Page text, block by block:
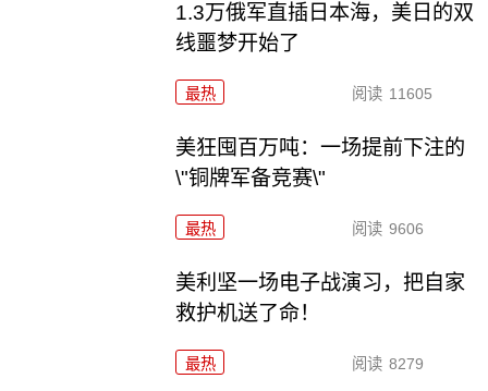
1.3万俄军直插日本海，美日的双
线噩梦开始了
最热 阅读 11605
美狂囤百万吨：一场提前下注的
\"铜牌军备竞赛\"
最热 阅读 9606
美利坚一场电子战演习，把自家
救护机送了命！
最热 阅读 8279